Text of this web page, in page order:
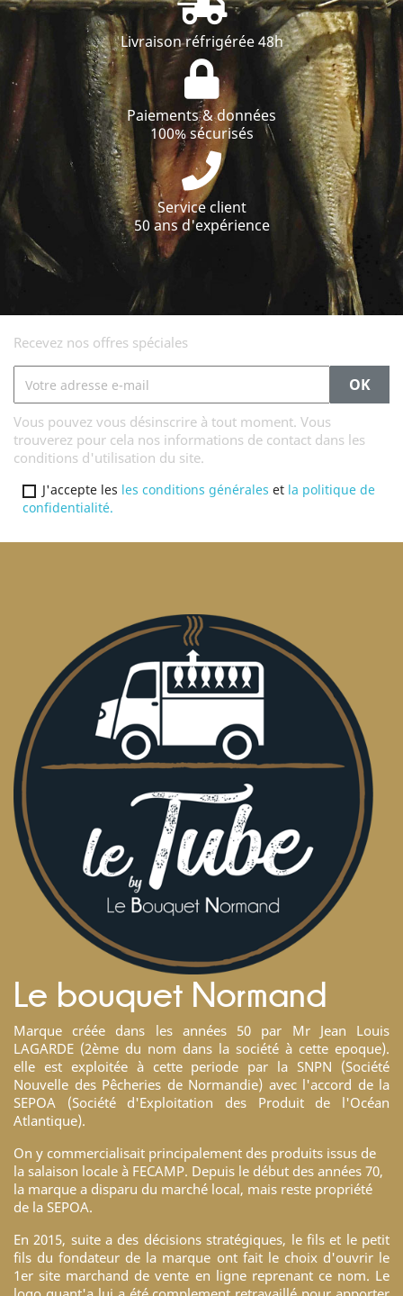
Livraison réfrigérée 48h
Paiements & données
100% sécurisés
Service client
50 ans d'expérience
Recevez nos offres spéciales
Vous pouvez vous désinscrire à tout moment. Vous
trouverez pour cela nos informations de contact dans les
conditions d'utilisation du site.
J'accepte les les conditions générales et la politique de
confidentialité.
Le bouquet Normand
Marque créée dans les années 50 par Mr Jean Louis
LAGARDE (2ème du nom dans la société à cette epoque).
elle est exploitée à cette periode par la SNPN (Société
Nouvelle des Pêcheries de Normandie) avec l'accord de la
SEPOA (Société d'Exploitation des Produit de l'Océan
Atlantique).
On y commercialisait principalement des produits issus de
la salaison locale à FECAMP. Depuis le début des années 70,
la marque a disparu du marché local, mais reste propriété
de la SEPOA.
En 2015, suite a des décisions stratégiques, le fils et le petit
fils du fondateur de la marque ont fait le choix d'ouvrir le
1er site marchand de vente en ligne reprenant ce nom. Le